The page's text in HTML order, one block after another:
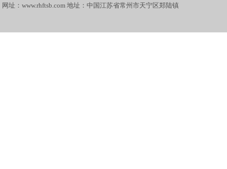
网址：www.rhftsb.com 地址：中国江苏省常州市天宁区郑陆镇